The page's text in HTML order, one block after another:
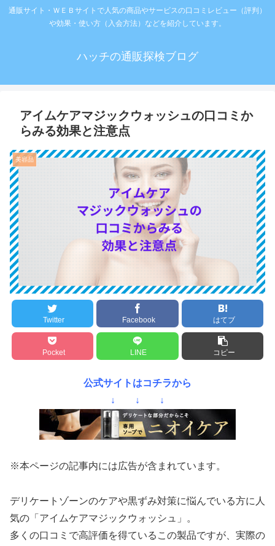
通販サイト・ＷＥＢサイトで人気の商品やサービスの口コミレビュー（評判）
や効果・使い方（入会方法）などを紹介しています。
ハッチの通販探検ブログ
アイムケアマジックウォッシュの口コミか
らみる効果と注意点
美容品
Twitter Facebook はてブ
Pocket LINE コピー
公式サイトはコチラから
↓ ↓ ↓
※本ページの記事内には広告が含まれています。
デリケートゾーンのケアや黒ずみ対策に悩んでいる方に人
気の「アイムケアマジックウォッシュ」。
多くの口コミで高評価を得ているこの製品ですが、実際の